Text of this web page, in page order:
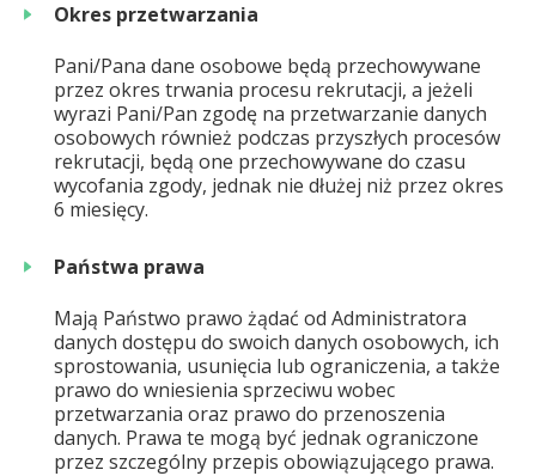
Okres przetwarzania
Pani/Pana dane osobowe będą przechowywane
przez okres trwania procesu rekrutacji, a jeżeli
wyrazi Pani/Pan zgodę na przetwarzanie danych
osobowych również podczas przyszłych procesów
rekrutacji, będą one przechowywane do czasu
wycofania zgody, jednak nie dłużej niż przez okres
6 miesięcy.
Państwa prawa
Mają Państwo prawo żądać od Administratora
danych dostępu do swoich danych osobowych, ich
sprostowania, usunięcia lub ograniczenia, a także
prawo do wniesienia sprzeciwu wobec
przetwarzania oraz prawo do przenoszenia
danych. Prawa te mogą być jednak ograniczone
przez szczególny przepis obowiązującego prawa.